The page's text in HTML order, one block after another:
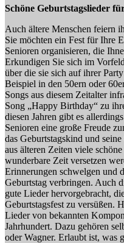
Schöne Geburtstagslieder
Auch ältere Menschen feiern
Sie möchten ein Fest für Ihre
Senioren organisieren, die
Erkundigen Sie sich im
über die sie sich auf ihrer
Beispiel in den 50ern oder
Songs aus diesem Zeitalter
Song „Happy Birthday“ zu
diesen Jahren gibt es
Senioren eine große Freude
das Geburtstagskind und
aus älteren Zeiten viele
wunderbare Zeit versetzen
Erinnerungen schwelgen und
Geburtstag verbringen. Auch
gute Lieder hervorgebracht,
Geburtstagsfest zu versüßen.
Lieder von bekannten
Jahrhundert. Dazu gehören
oder Wagner. Erlaubt ist, was